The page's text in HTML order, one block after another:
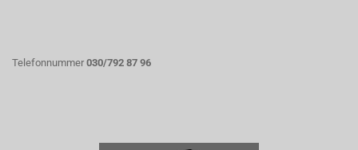
Telefonnummer 030/792 87 96